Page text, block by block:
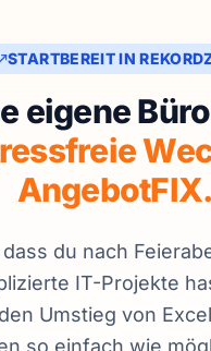
STARTBEREIT IN
eigene
AngebotFIX.
du nach
IT-Projekte
Umstieg von
so einfach wie